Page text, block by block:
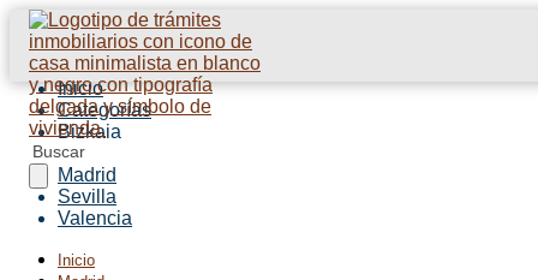
Inicio
Categorías
Bizkaia
Barcelona
Madrid
Sevilla
Valencia
Inicio